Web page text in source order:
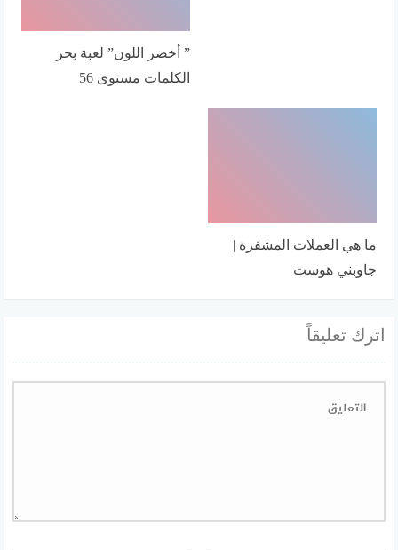
” أخضر اللون” لعبة بحر
الكلمات مستوى 56
ما هي العملات المشفرة |
جاوبني هوست
اترك تعليقاً